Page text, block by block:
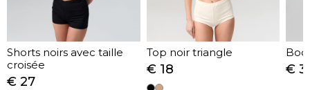
Shorts noirs avec taille
croisée
€ 27
Top noir triangle
€ 18 €